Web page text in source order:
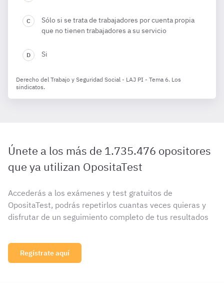
Sólo si se trata de trabajadores por cuenta propia
que no tienen trabajadores a su servicio
Si
Derecho del Trabajo y Seguridad Social - LAJ PI - Tema 6. Los
sindicatos.
Únete a los más de 1.735.476 opositores
que ya utilizan OpositaTest
Accederás a los exámenes y test gratuitos de
OpositaTest, podrás repetirlos cuantas veces quieras y
disfrutar de un seguimiento completo de tus resultados
Regístrate aquí